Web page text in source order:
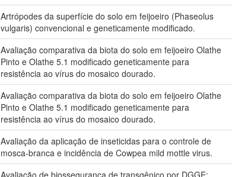
Artrópodes da superfície do solo em feijoeiro (Phaseolus
vulgaris) convencional e geneticamente modificado.
Avaliação comparativa da biota do solo em feijoeiro Olathe
Pinto e Olathe 5.1 modificado geneticamente para
resistência ao vírus do mosaico dourado.
Avaliação comparativa da biota do solo em feijoeiro Olathe
Pinto e Olathe 5.1 modificado geneticamente para
resistência ao vírus do mosaico dourado.
Avaliação da aplicação de inseticidas para o controle de
mosca-branca e incidência de Cowpea mild mottle virus.
Avaliação de biossegurança de transgênico por DGGE: